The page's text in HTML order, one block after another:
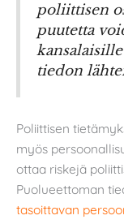
poliittisen
puutetta
tiedon
Poliittisen
myös
ottaa riskejä
Puolueettoman
tasoittavan